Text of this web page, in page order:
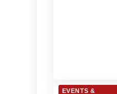
EVENTS &